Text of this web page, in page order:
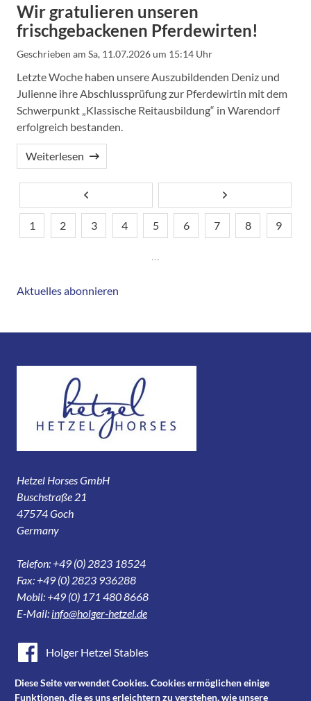
Wir gratulieren unseren
frischgebackenen Pferdewirten!
Geschrieben am Sa, 11.07.2026 um 15:14 Uhr
Letzte Woche haben unsere Auszubildenden Deniz und
Julienne ihre Abschlussprüfung zur Pferdewirtin mit dem
Schwerpunkt „Klassische Reitausbildung“ in Warendorf
erfolgreich bestanden.
Weiterlesen
Seitennummerierung
Vorherige Seite
Seite
1
Aktuelle
2
Seite
3
Seite
4
Seite
5
Seite
6
Seite
7
Seite
8
Seite
9
…
Aktuelles abonnieren
Hetzel Horses GmbH
Buschstraße 21
47574 Goch
Germany
Telefon: +49 (0) 2823 18524
Fax: +49 (0) 2823 936288
Mobil: +49 (0) 171 480 8668
E-Mail: info@holger-hetzel.de
Holger Hetzel Stables
Holger Hetzel Sport Horse Sales
Diese Seite verwendet Cookies. Cookies ermöglichen einige
Funktionen, die es uns erleichtern zu verstehen, wie unsere